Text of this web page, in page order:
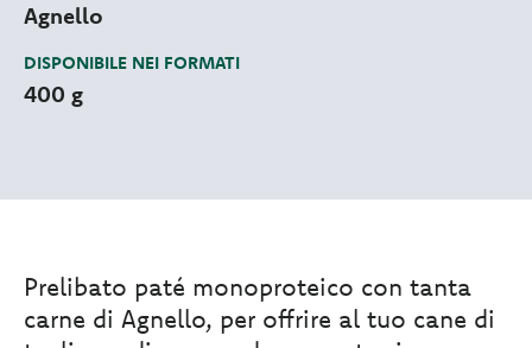
Agnello
DISPONIBILE NEI FORMATI
400 g
Prelibato paté monoproteico con tanta
carne di Agnello, per offrire al tuo cane di